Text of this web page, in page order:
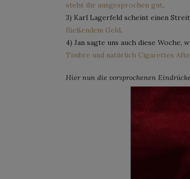
steht ihr ausgesprochen gut.
3) Karl Lagerfeld scheint einen
fließendem Geld.
4) Jan sagte uns auch diese Woche,
Timbre und natürlich Cigarettes
Hier nun die vorsprochenen